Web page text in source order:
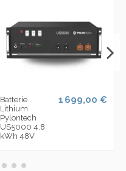
Batterie
Lithium
Pylontech
US5000 4.8
kWh 48V
1 699,00 €